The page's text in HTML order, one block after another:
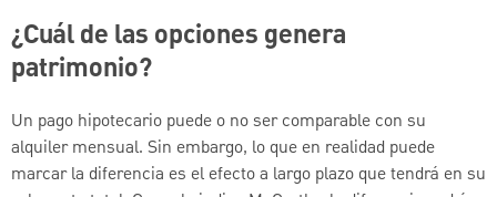
¿Cuál de las opciones genera
patrimonio?
Un pago hipotecario puede o no ser comparable con su
alquiler mensual. Sin embargo, lo que en realidad puede
marcar la diferencia es el efecto a largo plazo que tendrá en su